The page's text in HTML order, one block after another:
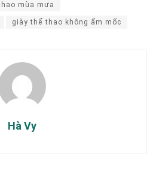
mùa mưa
giày thể thao không ẩm mốc
Hà Vy